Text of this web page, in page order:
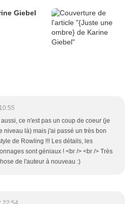
Giebel
ce n'est pas un coup de coeur (je
niveau là) mais j'ai passé un très bon
de Rowling !!! Les détails, les
sont géniaux ! <br /> <br /> Très
de l'auteur à nouveau :)